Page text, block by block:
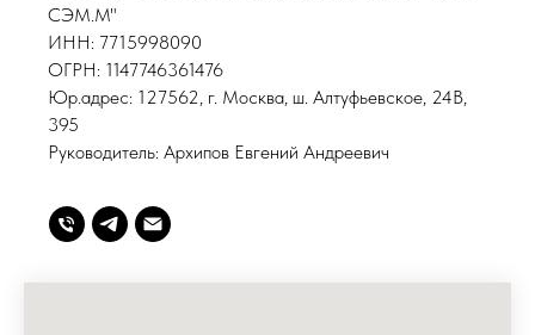
СЭМ.М"
ИНН: 7715998090
ОГРН: 1147746361476
Юр.адрес: 127562, г. Москва, ш. Алтуфьевское, 24В,
395
Руководитель: Архипов Евгений Андреевич